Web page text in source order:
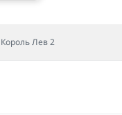
Рубрики
Король Лев 2